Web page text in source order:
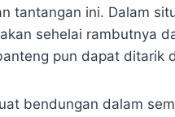
tantangan ini. Dalam
sehelai rambutnya
pun dapat ditarik
bendungan dalam